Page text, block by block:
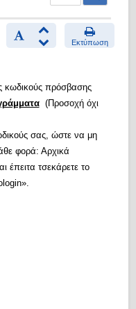
Εκτύπωση
κωδικούς πρόσβασης
(Προσοχή όχι
σας, ώστε να μη
φορά: Αρχικά
έπειτα τσεκάρετε το